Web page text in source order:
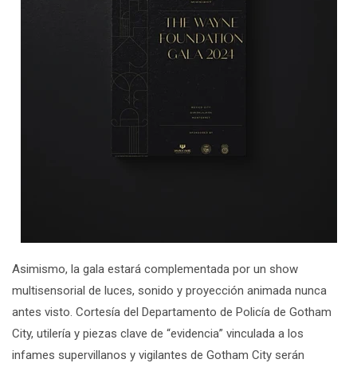
Asimismo, la gala estará complementada por un show
multisensorial de luces, sonido y proyección animada nunca
antes visto. Cortesía del Departamento de Policía de Gotham
City, utilería y piezas clave de “evidencia” vinculada a los
infames supervillanos y vigilantes de Gotham City serán